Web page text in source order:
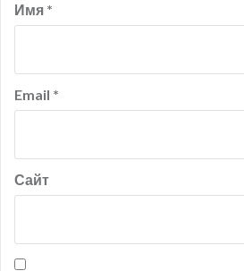
Имя *
Email *
Сайт